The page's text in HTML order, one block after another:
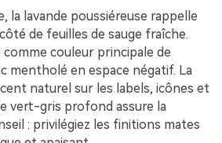
la lavande poussiéreuse rappelle
de feuilles de sauge fraîche.
couleur principale de
mentholé en espace négatif. La
naturel sur les labels, icônes et
vert-gris profond assure la
: privilégiez les finitions mates